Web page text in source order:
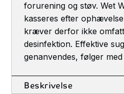
Beskrivelse
forurening og støv. Wet
kasseres efter
kræver derfor ikke
desinfektion. Effektive
genanvendes, følger